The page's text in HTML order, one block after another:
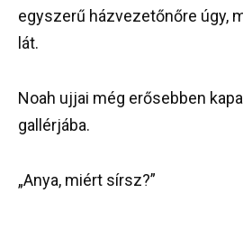
egyszerű házvezetőnőre úgy,
lát.
Noah ujjai még erősebben
gallérjába.
„Anya, miért sírsz?”